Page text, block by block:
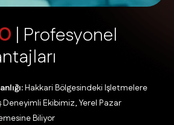
| Profesyonel
ntajları
Hakkari Bölgesindeki Işletmelere
Ekibimiz, Yerel Pazar
Biliyor